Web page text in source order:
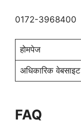
0172-3968400
होमपेज
अधिकारिक वेबसाइट
FAQ